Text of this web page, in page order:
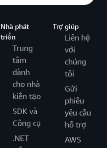
Nhà phát
triển
Trung
tâm
dành
cho nhà
kiến tạo
SDK và
Công cụ
.NET
Trợ giúp
Liên hệ
với
chúng
tôi
Gửi
phiếu
yêu cầu
hỗ trợ
AWS